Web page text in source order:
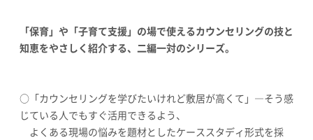
「保育」や「子育て支援」の場で使えるカウンセリングの技と
知恵をやさしく紹介する、二編一対のシリーズ。
○「カウンセリングを学びたいけれど敷居が高くて」―そう感
じている人でもすぐ活用できるよう、
よくある現場の悩みを題材としたケーススタディ形式を採